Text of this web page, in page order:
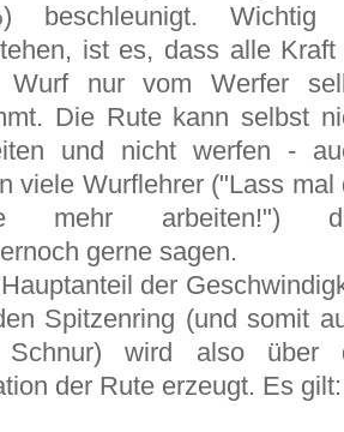
beschleunigt. Wichtig
ist es, dass alle Kraft
Wurf nur vom Werfer
Die Rute kann selbst
und nicht werfen -
viele Wurflehrer ("Lass mal
mehr arbeiten!")
gerne sagen.
der
Spitzenring (und somit
Schnur) wird also über
der Rute erzeugt. Es gilt: